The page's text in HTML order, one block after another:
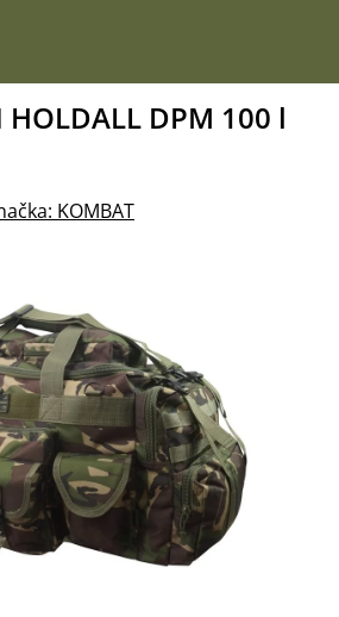
HOLDALL DPM 100 l
KOMBAT